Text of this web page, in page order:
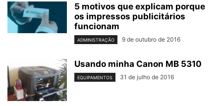
5 motivos que explicam porque
os impressos publicitários
funcionam
ADMINISTRAÇÃO 9 de outubro de 2016
Usando minha Canon MB 5310
EQUIPAMENTOS 31 de julho de 2016